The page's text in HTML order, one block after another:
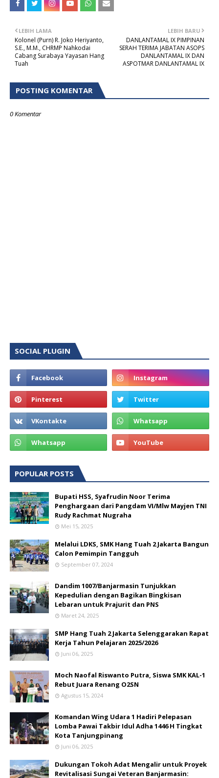
LEBIH BARU
DANLANTAMAL IX PIMPINAN
SERAH TERIMA JABATAN ASOPS
DANLANTAMAL IX DAN
ASPOTMAR DANLANTAMAL IX
LEBIH LAMA
Kolonel (Purn) R. Joko Heriyanto,
S.E., M.M., CHRMP Nahkodai
Cabang Surabaya Yayasan Hang
Tuah
POSTING KOMENTAR
0 Komentar
SOCIAL PLUGIN
POPULAR POSTS
Bupati HSS, Syafrudin Noor Terima
Penghargaan dari Pangdam VI/Mlw Mayjen TNI
Rudy Rachmat Nugraha
Mei 15, 2025
Melalui LDKS, SMK Hang Tuah 2 Jakarta Bangun
Calon Pemimpin Tangguh
September 07, 2024
Dandim 1007/Banjarmasin Tunjukkan
Kepedulian dengan Bagikan Bingkisan
Lebaran untuk Prajurit dan PNS
Maret 24, 2025
SMP Hang Tuah 2 Jakarta Selenggarakan Rapat
Kerja Tahun Pelajaran 2025/2026
Juni 06, 2025
Moch Naofal Riswanto Putra, Siswa SMK KAL-1
Rebut Juara Renang O2SN
Agustus 15, 2024
Komandan Wing Udara 1 Hadiri Pelepasan
Lomba Pawai Takbir Idul Adha 1446 H Tingkat
Kota Tanjungpinang
Juni 06, 2025
Dukungan Tokoh Adat Mengalir untuk Proyek
Revitalisasi Sungai Veteran Banjarmasin: